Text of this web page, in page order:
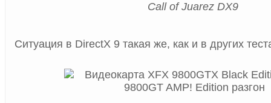
Call of Juarez DX9
Ситуация в DirectX 9 такая же, как и в других